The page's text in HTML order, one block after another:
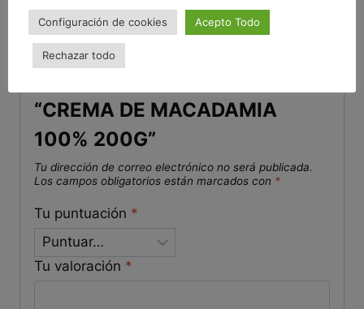
No hay valoraciones aún.
“CREMA DE MACADAMIA
100% 200G”
Tu dirección de correo electrónico no será publicada.
Los campos obligatorios están marcados con *
Tu puntuación *
Tu valoración *
Configuración de cookies Acepto Todo
Rechazar todo